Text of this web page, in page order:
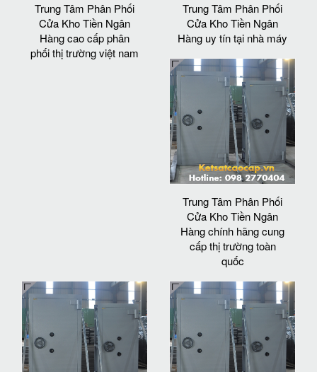
Trung Tâm Phân Phối
Cửa Kho Tiền Ngân
Hàng cao cấp phân
phối thị trường việt nam
Trung Tâm Phân Phối
Cửa Kho Tiền Ngân
Hàng uy tín tại nhà máy
Trung Tâm Phân Phối
Cửa Kho Tiền Ngân
Hàng chính hãng cung
cấp thị trường toàn
quốc